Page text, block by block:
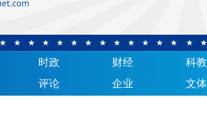
时政 财经 科教
评论
企业 文体